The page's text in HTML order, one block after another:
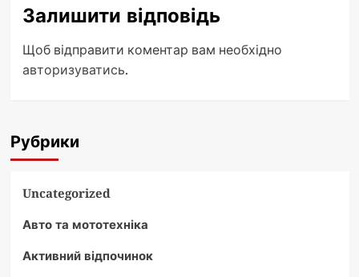
Залишити відповідь
Щоб відправити коментар вам необхідно
авторизуватись.
Рубрики
Uncategorized
Авто та мототехніка
Активний відпочинок